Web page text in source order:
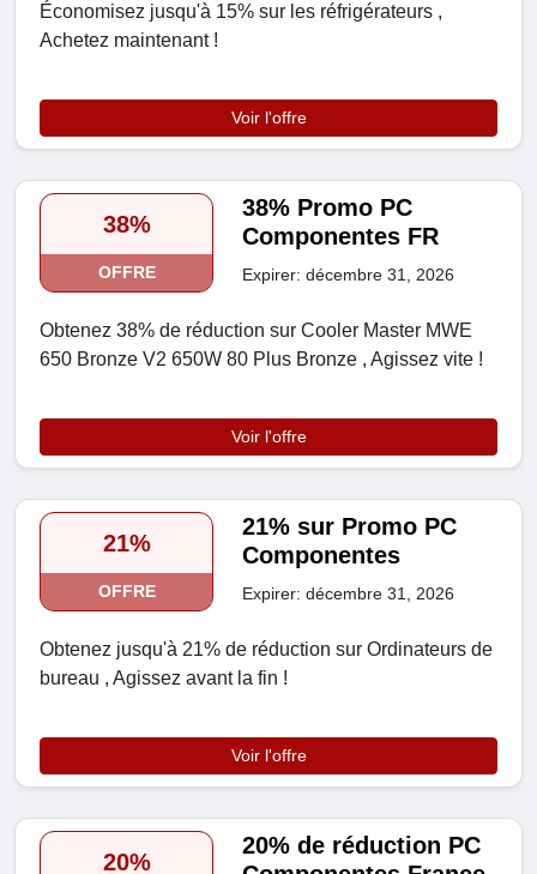
Économisez jusqu'à 15% sur les réfrigérateurs ,
Achetez maintenant !
Voir l'offre
38%
OFFRE
38% Promo PC
Componentes FR
Expirer: décembre 31, 2026
Obtenez 38% de réduction sur Cooler Master MWE
650 Bronze V2 650W 80 Plus Bronze , Agissez vite !
Voir l'offre
21%
OFFRE
21% sur Promo PC
Componentes
Expirer: décembre 31, 2026
Obtenez jusqu'à 21% de réduction sur Ordinateurs de
bureau , Agissez avant la fin !
Voir l'offre
20%
20% de réduction PC